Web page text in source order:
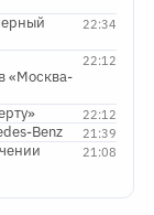
22:34
22:12
«Москва-
22:12
21:39
Benz
21:08